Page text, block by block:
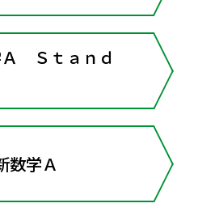
Ｓｔａｎｄ
数学Ａ